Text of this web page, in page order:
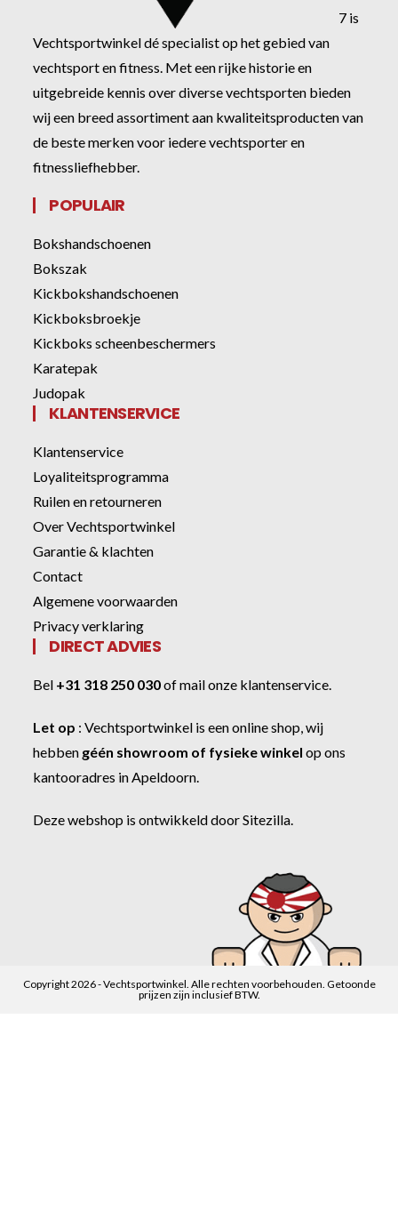
7 is
Vechtsportwinkel dé specialist op het gebied van
vechtsport en fitness. Met een rijke historie en
uitgebreide kennis over diverse vechtsporten bieden
wij een breed assortiment aan kwaliteitsproducten van
de beste merken voor iedere vechtsporter en
fitnessliefhebber.
POPULAIR
Bokshandschoenen
Bokszak
Kickbokshandschoenen
Kickboksbroekje
Kickboks scheenbeschermers
Karatepak
Judopak
KLANTENSERVICE
Klantenservice
Loyaliteitsprogramma
Ruilen en retourneren
Over Vechtsportwinkel
Garantie & klachten
Contact
Algemene voorwaarden
Privacy verklaring
DIRECT ADVIES
Bel +31 318 250 030ofmail onze klantenservice.
Let op :Vechtsportwinkel is een online shop, wij
hebben géén showroom of fysieke winkel op ons
kantooradres in Apeldoorn.
Deze webshop is ontwikkeld doorSitezilla.
Copyright 2026 - Vechtsportwinkel. Alle rechten voorbehouden. Getoonde
prijzen zijn inclusief BTW.